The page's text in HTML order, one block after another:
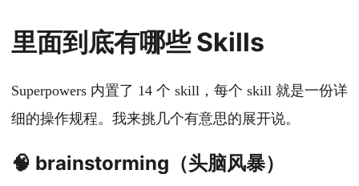
里面到底有哪些 Skills
Superpowers 内置了 14 个 skill，每个 skill 就是一份详
细的操作规程。我来挑几个有意思的展开说。
🧠 brainstorming（头脑风暴）